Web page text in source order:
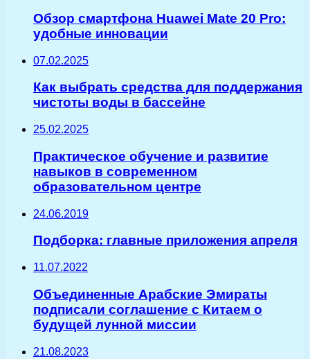
Обзор смартфона Huawei Mate 20 Pro:
удобные инновации
07.02.2025
Как выбрать средства для поддержания
чистоты воды в бассейне
25.02.2025
Практическое обучение и развитие
навыков в современном
образовательном центре
24.06.2019
Подборка: главные приложения апреля
11.07.2022
Объединенные Арабские Эмираты
подписали соглашение с Китаем о
будущей лунной миссии
21.08.2023